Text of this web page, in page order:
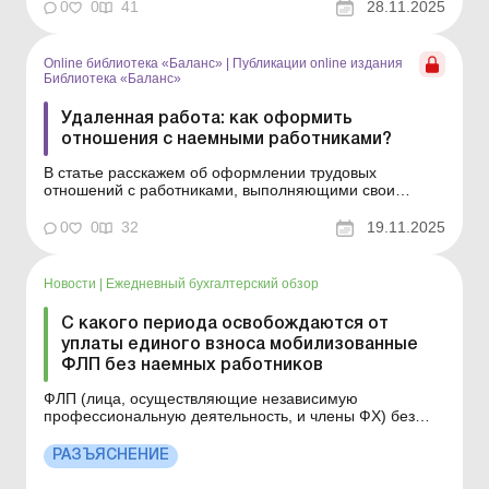
это будет считаться нарушени...
0 0 41 28.11.2025
Online библиотека «Баланс»
Публикации online издания
Библиотека «Баланс»
Удаленная работа: как оформить
отношения с наемными работниками?
В статье расскажем об оформлении трудовых
отношений с работниками, выполняющими свои
Баланс № 22 «Режимы работы и рабочего времени»
Если работники субъекта хозяйствования выполняют
или в д...
0 0 32 19.11.2025
Новости Ежедневный бухгалтерский обзор
С какого периода освобождаются от
уплаты единого взноса мобилизованные
ФЛП без наемных работников
ФЛП (лица, осуществляющие независимую
профессиональную деятельность, и члены ФХ) без
действия военного положения в Украине,
освобождаются от уплаты ЕСВ за себя с первого дня
РАЗЪЯСНЕНИЕ